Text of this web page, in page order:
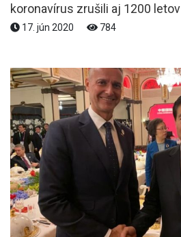
koronavírus zrušili aj 1200 letov
17. jún 2020 784